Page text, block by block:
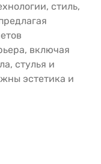
стиль,
включая
стулья и
эстетика и